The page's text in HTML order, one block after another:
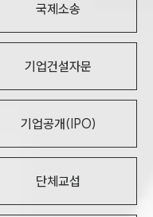
국제소송
기업건설자문
기업공개(IPO)
단체교섭